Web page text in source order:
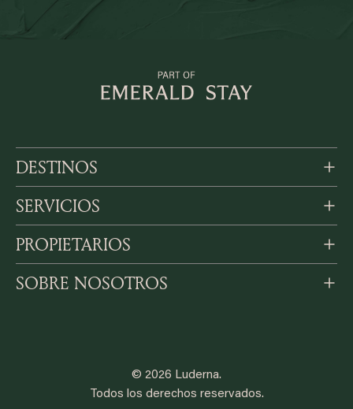
DESTINOS
SERVICIOS
PROPIETARIOS
SOBRE NOSOTROS
© 2026 Luderna.
Todos los derechos reservados.